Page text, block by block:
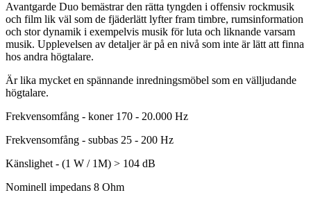
Avantgarde Duo bemästrar den rätta tyngden i offensiv rockmusik
och film lik väl som de fjäderlätt lyfter fram timbre, rumsinformation
och stor dynamik i exempelvis musik för luta och liknande varsam
musik. Upplevelsen av detaljer är på en nivå som inte är lätt att finna
hos andra högtalare.
Är lika mycket en spännande inredningsmöbel som en välljudande
högtalare.
Frekvensomfång - koner 170 - 20.000 Hz
Frekvensomfång - subbas 25 - 200 Hz
Känslighet - (1 W / 1M) > 104 dB
Nominell impedans 8 Ohm